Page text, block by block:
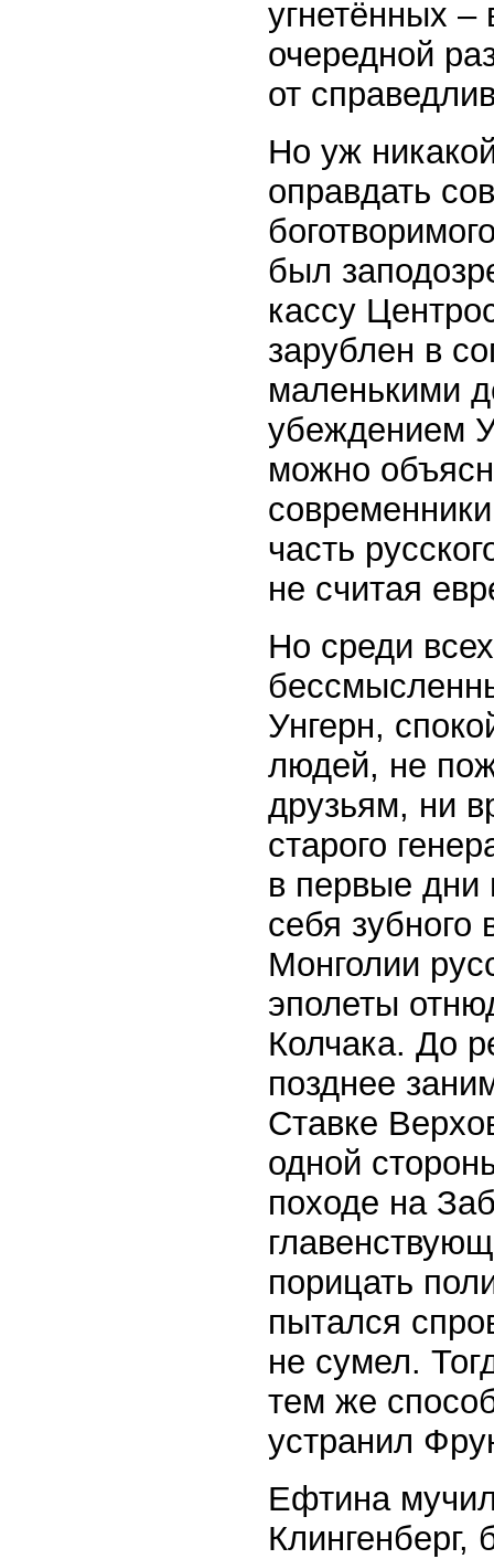
угнетённых
очередной
от
Но уж
оправдать
был
кассу
зарублен в
маленькими
убеждением
можно
часть
не считая
Но среди
Унгерн,
людей, не
друзьям, ни
старого
в первые дни
себя
Монголии
эполеты
Колчака. До
позднее
Ставке
одной
походе на
порицать
пытался
не сумел.
тем же
устранил
Ефтина
Клингенберг,